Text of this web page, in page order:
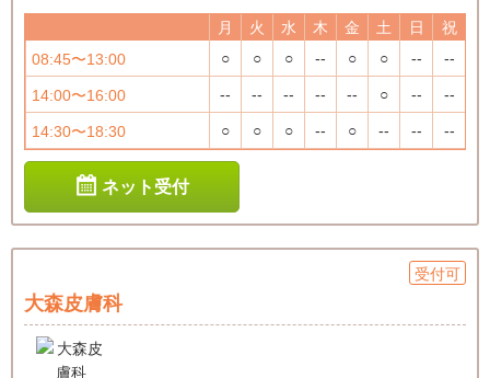
月 火 水 木 金 土 日
祝
08:45〜13:00
○ ○ ○ -- ○ ○ -- --
14:00〜16:00 -- -- -- -- -- ○ -- --
14:30〜18:30 ○ ○ ○ -- ○ -- -- --
ネット受付
受付可
大森皮膚科